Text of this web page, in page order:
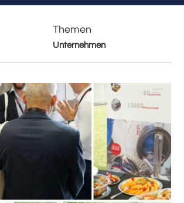
Themen
Unternehmen
allen News